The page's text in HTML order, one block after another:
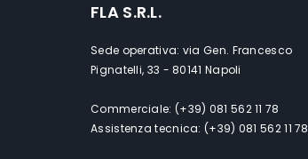
FLA S.R.L.
Sede operativa: via Gen. Francesco
Pignatelli, 33 - 80141 Napoli
Commerciale: (+39) 081 562 11 78
Assistenza tecnica: (+39) 081 562 11 78